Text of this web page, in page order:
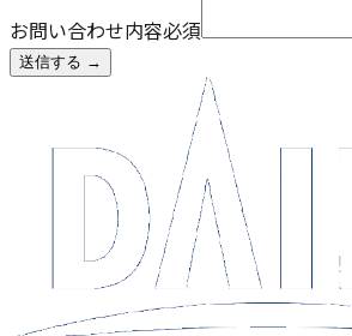
お問い合わせ内容必須
送信する →